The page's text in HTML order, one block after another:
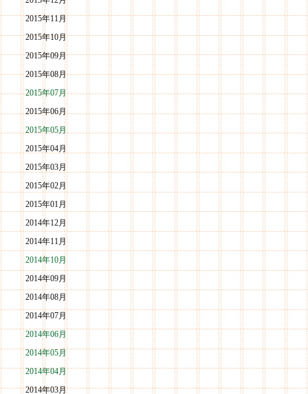
2015年11月
2015年10月
2015年09月
2015年08月
2015年07月
2015年06月
2015年05月
2015年04月
2015年03月
2015年02月
2015年01月
2014年12月
2014年11月
2014年10月
2014年09月
2014年08月
2014年07月
2014年06月
2014年05月
2014年04月
2014年03月